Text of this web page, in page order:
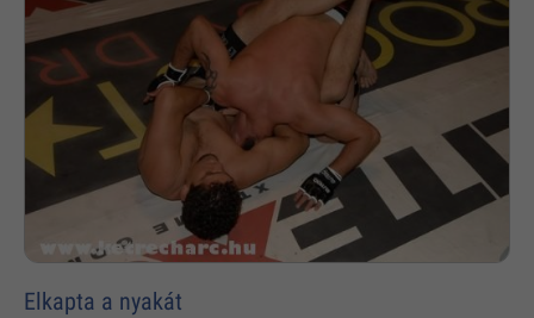
Elkapta a nyakát